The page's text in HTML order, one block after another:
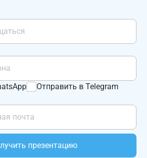
Отправить в Telegram
презентацию